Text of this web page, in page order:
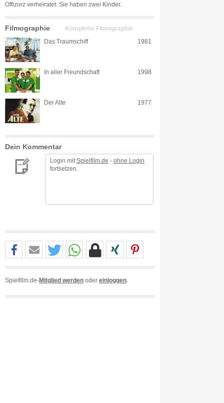
Offizorz verheiratet. Sie haben zwei Kinder.
Filmographie Komplette Filmographie
Das Traumschiff 1981
In aller Freundschaft 1998
Der Alte 1977
Dein Kommentar
Login mit Spielfilm.de - ohne Login
fortsetzen.
Spielfilm.de-Mitglied werden oder einloggen